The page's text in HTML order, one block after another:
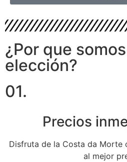
¿Por que
elección?
01.
Precios
Disfruta de la Costa da Morte
al mejor